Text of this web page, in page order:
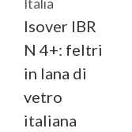
Italia
Isover IBR
N 4+: feltri
in lana di
vetro
italiana